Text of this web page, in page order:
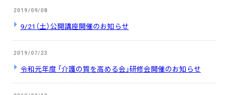
2019/09/08
9/21（土）公開講座開催のお知らせ
2019/07/23
令和元年度 「介護の質を高める会」研修会開催のお知らせ